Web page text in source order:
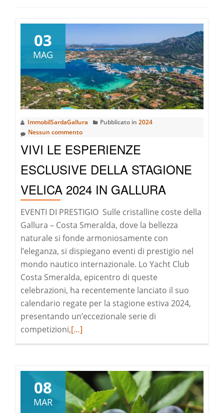
03
MAG
ImmobilSardaGallura Pubblicato in 2024
Nessun commento
VIVI LE ESPERIENZE
ESCLUSIVE DELLA STAGIONE
VELICA 2024 IN GALLURA
EVENTI DI PRESTIGIO Sulle cristalline coste della
Gallura – Costa Smeralda, dove la bellezza
naturale si fonde armoniosamente con
l’eleganza, si dispiegano eventi di prestigio nel
mondo nautico internazionale. Lo Yacht Club
Costa Smeralda, epicentro di queste
celebrazioni, ha recentemente lanciato il suo
calendario regate per la stagione estiva 2024,
presentando un’eccezionale serie di
competizioni,Leggi
riguardoVIVI
LE
ESPERIENZE
[…]
08
MAR